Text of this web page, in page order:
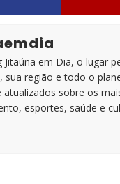
em Dia, o lugar
sua região e todo o
sobre os
esportes, saúde e